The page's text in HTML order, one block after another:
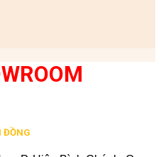
ĐỒNG